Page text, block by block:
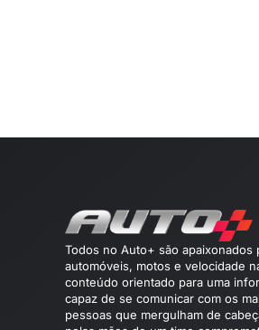
Todos no Auto+ são
automóveis, motos e velocidade
conteúdo orientado para uma
capaz de se comunicar com os
pessoas que mergulham de